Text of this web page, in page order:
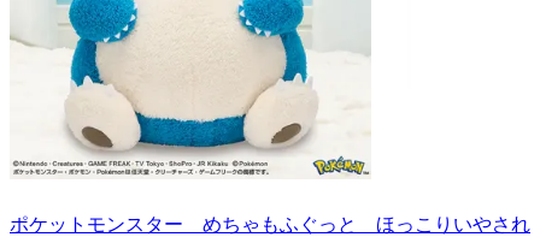
ポケットモンスター めちゃもふぐっと ほっこりいやされ